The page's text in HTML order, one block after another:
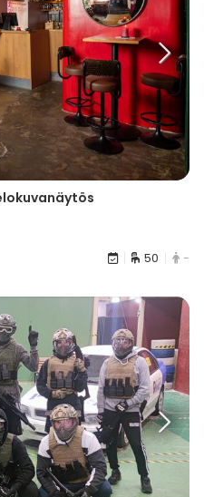
50 -